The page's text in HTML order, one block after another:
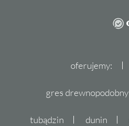
oferujemy:
gres drewnopodobny
tubądzin dunin